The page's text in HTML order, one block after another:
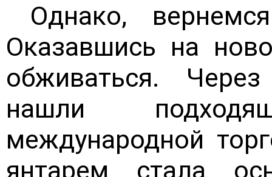
Однако,
Оказавшись на
обживаться.
нашли
международной
янтарем стала